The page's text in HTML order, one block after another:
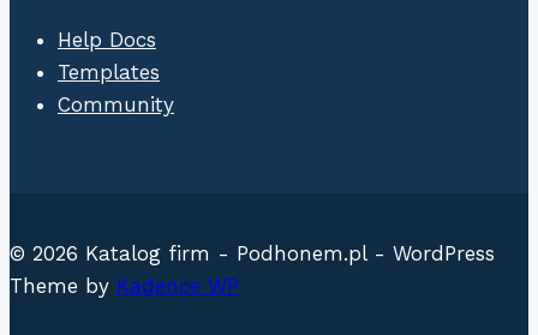
Help Docs
Templates
Community
© 2026 Katalog firm - Podhonem.pl - WordPress
Theme by Kadence WP